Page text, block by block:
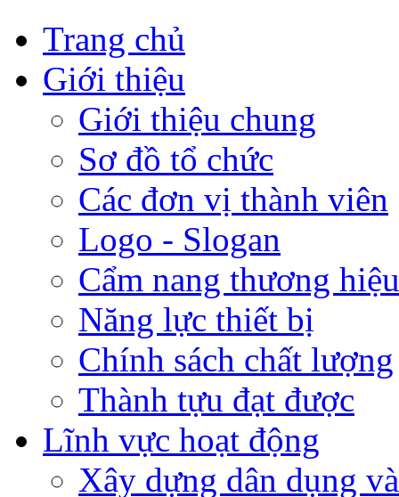
Trang chủ
Giới thiệu
Giới thiệu chung
Sơ đồ tổ chức
Các đơn vị thành viên
Logo - Slogan
Cẩm nang thương hiệu
Năng lực thiết bị
Chính sách chất lượng
Thành tựu đạt được
Lĩnh vực hoạt động
Xây dựng dân dụng